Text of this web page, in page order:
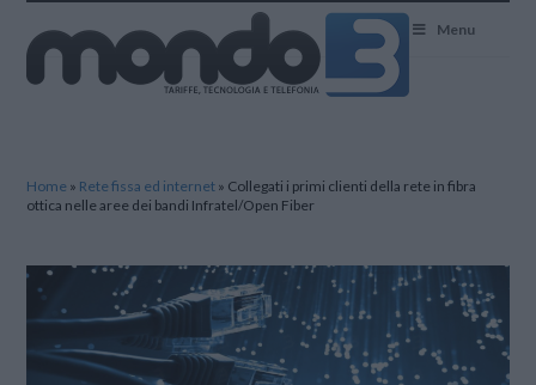
Menu
Home » Rete fissa ed internet » Collegati i primi clienti della rete in fibra
ottica nelle aree dei bandi Infratel/Open Fiber